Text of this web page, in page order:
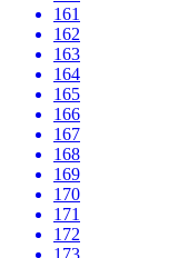
161
162
163
164
165
166
167
168
169
170
171
172
173